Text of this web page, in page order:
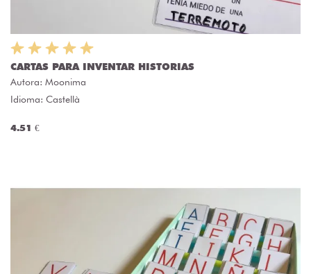
CARTAS PARA INVENTAR HISTORIAS
Autora: Moonima
Idioma: Castellà
4.51 €